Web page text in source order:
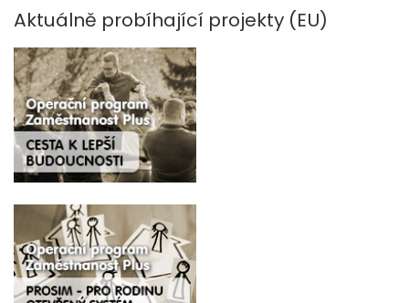
Aktuálně probíhající projekty (EU)